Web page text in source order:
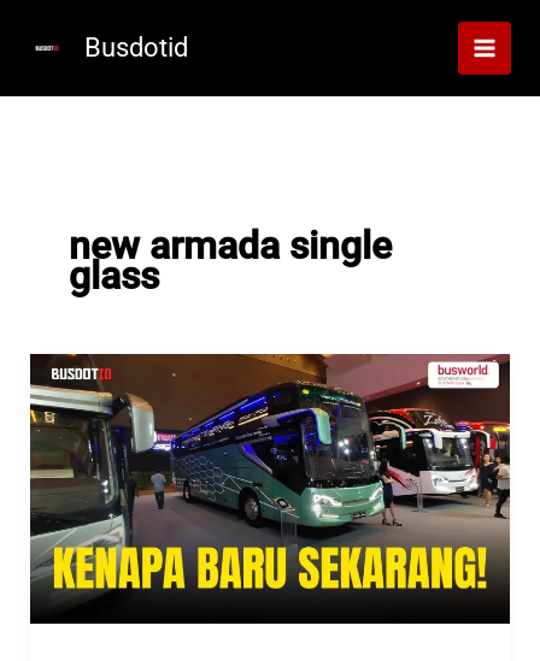
Busdotid
new armada single
glass